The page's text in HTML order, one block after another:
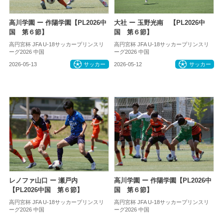
高川学園 ー 作陽学園【PL2026中
国 第６節】
高円宮杯 JFA U-18サッカープリンスリ
ーグ2026 中国
2026-05-13 サッカー
大社 ー 玉野光南 【PL2026中
国 第６節】
高円宮杯 JFA U-18サッカープリンスリ
ーグ2026 中国
2026-05-12 サッカー
レノファ山口 ー 瀬戸内
【PL2026中国 第６節】
高円宮杯 JFA U-18サッカープリンスリ
ーグ2026 中国
高川学園 ー 作陽学園【PL2026中
国 第６節】
高円宮杯 JFA U-18サッカープリンスリ
ーグ2026 中国